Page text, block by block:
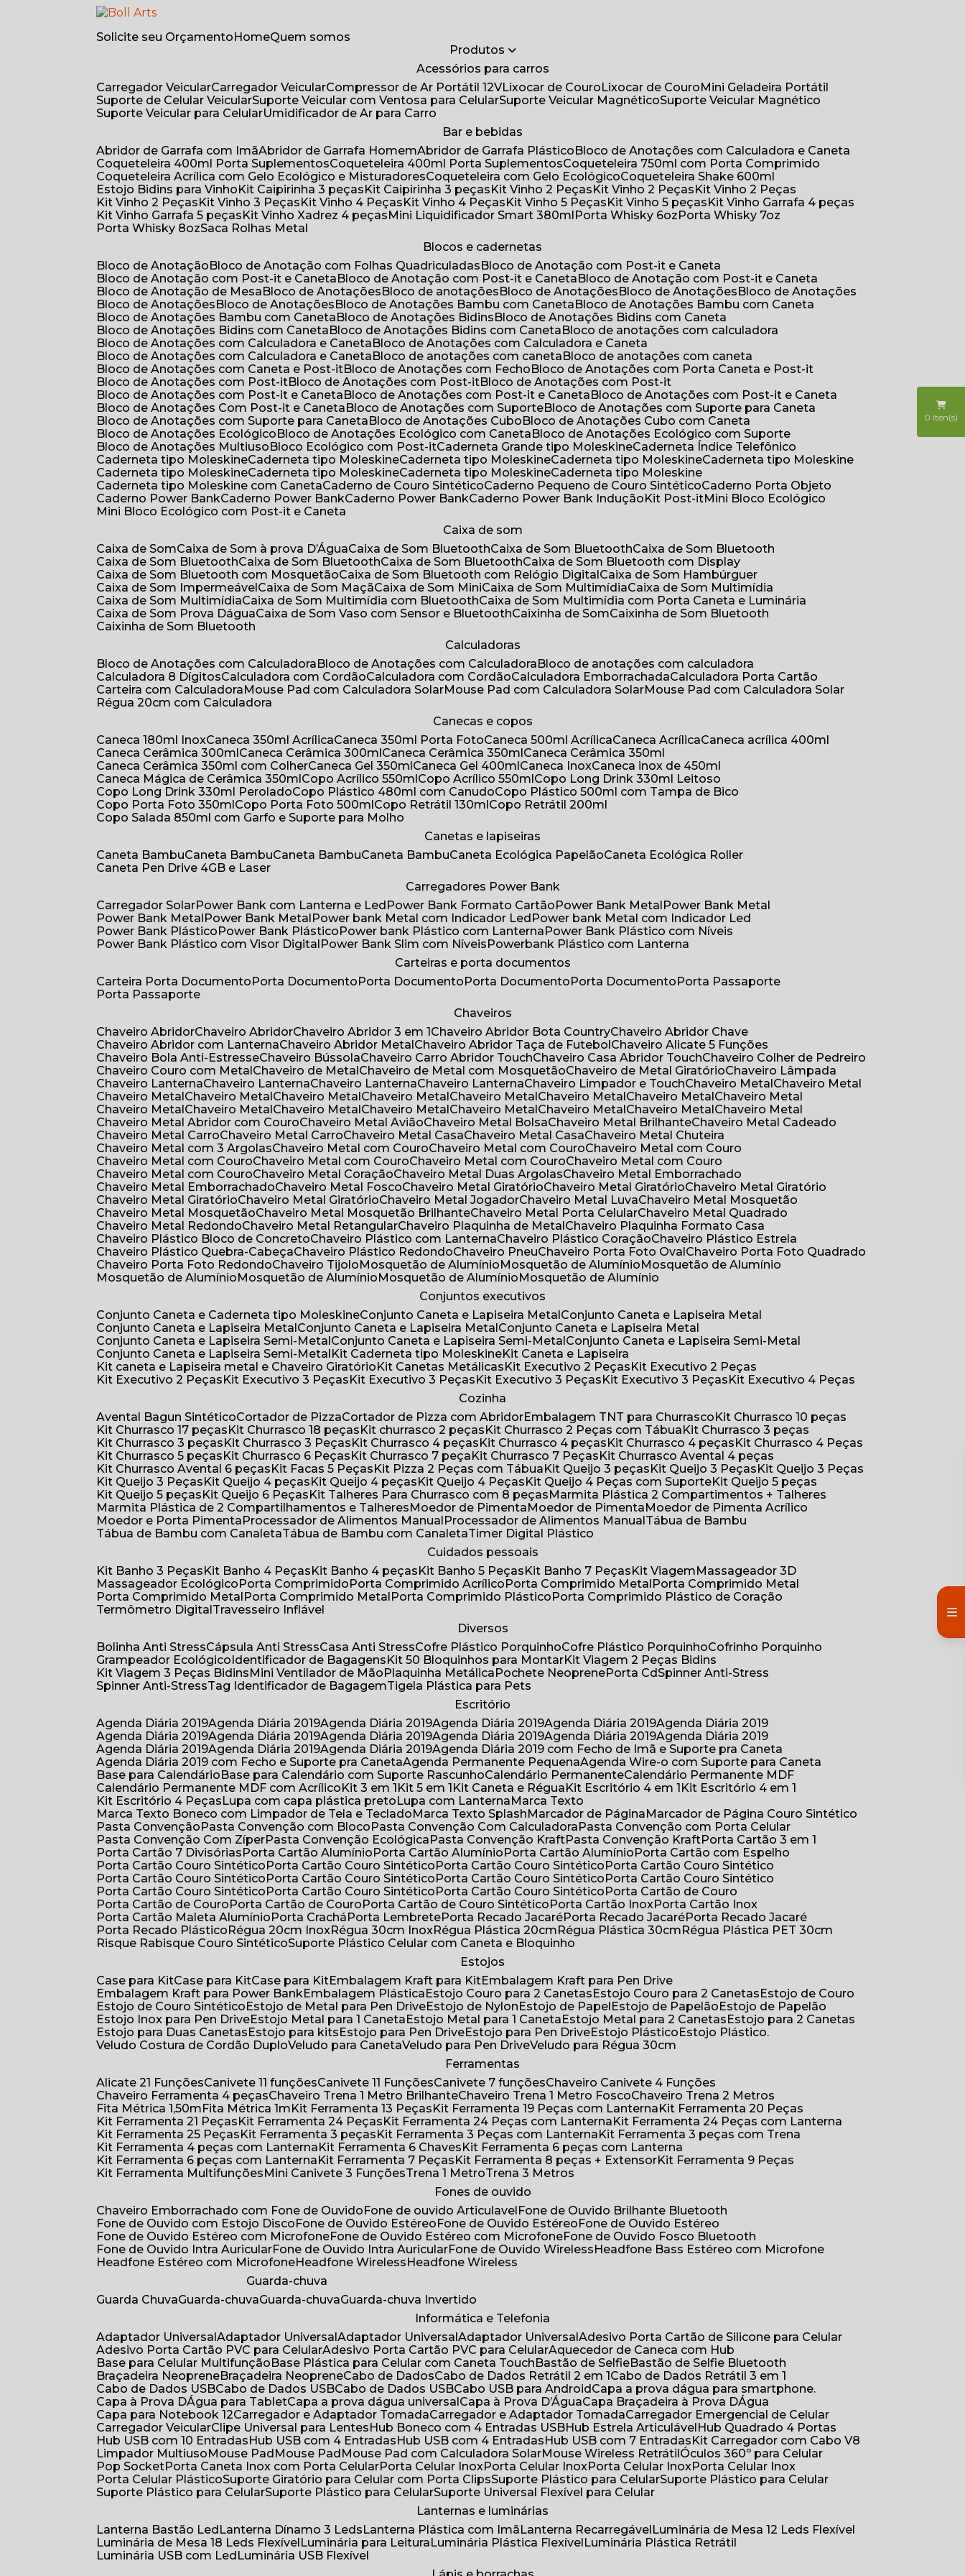
Solicite seu Orçamento Home
Quem somos
Produtos
Acessórios para carros
Carregador Veicular
Carregador Veicular Compressor de Ar Portátil 12V Lixocar de Couro Lixocar de Couro
Mini Geladeira Portátil
Suporte de Celular Veicular Suporte Veicular com Ventosa para Celular Suporte Veicular Magnético
Suporte Veicular Magnético
Suporte Veicular para Celular
Umidificador de Ar para Carro
Bar e bebidas
Abridor de Garrafa com Imã
Abridor de Garrafa Homem Abridor de Garrafa Plástico
Bloco de Anotações com Calculadora e Caneta
Coqueteleira 400ml Porta Suplementos
Coqueteleira 400ml Porta Suplementos
Coqueteleira 750ml com Porta Comprimido
Coqueteleira Acrílica com Gelo Ecológico e Misturadores
Coqueteleira com Gelo Ecológico
Coqueteleira Shake 600ml
Estojo Bidins para Vinho
Kit Caipirinha 3 peças Kit Caipirinha 3 peças Kit Vinho 2 Peças Kit Vinho 2 Peças
Kit Vinho 2 Peças
Kit Vinho 2 Peças
Kit Vinho 3 Peças Kit Vinho 4 Peças Kit Vinho 4 Peças Kit Vinho 5 Peças Kit Vinho 5 peças
Kit Vinho Garrafa 4 peças
Kit Vinho Garrafa 5 peças
Kit Vinho Xadrez 4 peças Mini Liquidificador Smart 380ml Porta Whisky 6oz
Porta Whisky 7oz
Porta Whisky 8oz
Saca Rolhas Metal
Blocos e cadernetas
Bloco de Anotação
Bloco de Anotação com Folhas Quadriculadas
Bloco de Anotação com Post-it e Caneta
Bloco de Anotação com Post-it e Caneta
Bloco de Anotação com Post-it e Caneta
Bloco de Anotação com Post-it e Caneta
Bloco de Anotação de Mesa
Bloco de Anotações Bloco de anotações Bloco de Anotações Bloco de Anotações
Bloco de Anotações
Bloco de Anotações
Bloco de Anotações Bloco de Anotações Bambu com Caneta
Bloco de Anotações Bambu com Caneta
Bloco de Anotações Bambu com Caneta
Bloco de Anotações Bidins
Bloco de Anotações Bidins com Caneta
Bloco de Anotações Bidins com Caneta
Bloco de Anotações Bidins com Caneta
Bloco de anotações com calculadora
Bloco de Anotações com Calculadora e Caneta
Bloco de Anotações com Calculadora e Caneta
Bloco de Anotações com Calculadora e Caneta
Bloco de anotações com caneta
Bloco de anotações com caneta
Bloco de Anotações com Caneta e Post-it
Bloco de Anotações com Fecho
Bloco de Anotações com Porta Caneta e Post-it
Bloco de Anotações com Post-it
Bloco de Anotações com Post-it
Bloco de Anotações com Post-it
Bloco de Anotações com Post-it e Caneta
Bloco de Anotações com Post-it e Caneta
Bloco de Anotações com Post-it e Caneta
Bloco de Anotações Com Post-it e Caneta
Bloco de Anotações com Suporte
Bloco de Anotações com Suporte para Caneta
Bloco de Anotações com Suporte para Caneta
Bloco de Anotações Cubo
Bloco de Anotações Cubo com Caneta
Bloco de Anotações Ecológico
Bloco de Anotações Ecológico com Caneta
Bloco de Anotações Ecológico com Suporte
Bloco de Anotações Multiuso
Bloco Ecológico com Post-it Caderneta Grande tipo Moleskine
Caderneta Índice Telefônico
Caderneta tipo Moleskine
Caderneta tipo Moleskine Caderneta tipo Moleskine Caderneta tipo Moleskine
Caderneta tipo Moleskine
Caderneta tipo Moleskine
Caderneta tipo Moleskine Caderneta tipo Moleskine
Caderneta tipo Moleskine
Caderneta tipo Moleskine com Caneta
Caderno de Couro Sintético Caderno Pequeno de Couro Sintético
Caderno Porta Objeto
Caderno Power Bank
Caderno Power Bank Caderno Power Bank Caderno Power Bank Indução Kit Post-it
Mini Bloco Ecológico
Mini Bloco Ecológico com Post-it e Caneta
Caixa de som
Caixa de Som
Caixa de Som à prova D’Água Caixa de Som Bluetooth Caixa de Som Bluetooth
Caixa de Som Bluetooth
Caixa de Som Bluetooth
Caixa de Som Bluetooth Caixa de Som Bluetooth
Caixa de Som Bluetooth com Display
Caixa de Som Bluetooth com Mosquetão
Caixa de Som Bluetooth com Relógio Digital
Caixa de Som Hambúrguer
Caixa de Som Impermeável
Caixa de Som Maçã Caixa de Som Mini Caixa de Som Multimídia
Caixa de Som Multimídia
Caixa de Som Multimídia
Caixa de Som Multimídia com Bluetooth
Caixa de Som Multimídia com Porta Caneta e Luminária
Caixa de Som Prova Dágua
Caixa de Som Vaso com Sensor e Bluetooth Caixinha de Som
Caixinha de Som Bluetooth
Caixinha de Som Bluetooth
Calculadoras
Bloco de Anotações com Calculadora
Bloco de Anotações com Calculadora
Bloco de anotações com calculadora
Calculadora 8 Dígitos
Calculadora com Cordão Calculadora com Cordão Calculadora Emborrachada
Calculadora Porta Cartão
Carteira com Calculadora
Mouse Pad com Calculadora Solar Mouse Pad com Calculadora Solar
Mouse Pad com Calculadora Solar
Régua 20cm com Calculadora
Canecas e copos
Caneca 180ml Inox
Caneca 350ml Acrílica Caneca 350ml Porta Foto Caneca 500ml Acrílica Caneca Acrílica
Caneca acrílica 400ml
Caneca Cerâmica 300ml
Caneca Cerâmica 300ml Caneca Cerâmica 350ml
Caneca Cerâmica 350ml
Caneca Cerâmica 350ml com Colher
Caneca Gel 350ml Caneca Gel 400ml Caneca Inox
Caneca inox de 450ml
Caneca Mágica de Cerâmica 350ml
Copo Acrílico 550ml Copo Acrílico 550ml
Copo Long Drink 330ml Leitoso
Copo Long Drink 330ml Perolado
Copo Plástico 480ml com Canudo
Copo Plástico 500ml com Tampa de Bico
Copo Porta Foto 350ml
Copo Porta Foto 500ml Copo Retrátil 130ml
Copo Retrátil 200ml
Copo Salada 850ml com Garfo e Suporte para Molho
Canetas e lapiseiras
Caneta Bambu
Caneta Bambu Caneta Bambu Caneta Bambu Caneta Ecológica Papelão
Caneta Ecológica Roller
Caneta Pen Drive 4GB e Laser
Carregadores Power Bank
Carregador Solar
Power Bank com Lanterna e Led Power Bank Formato Cartão Power Bank Metal
Power Bank Metal
Power Bank Metal
Power Bank Metal Power bank Metal com Indicador Led
Power bank Metal com Indicador Led
Power Bank Plástico
Power Bank Plástico Power bank Plástico com Lanterna
Power Bank Plástico com Níveis
Power Bank Plástico com Visor Digital
Power Bank Slim com Níveis
Powerbank Plástico com Lanterna
Carteiras e porta documentos
Carteira Porta Documento
Porta Documento Porta Documento Porta Documento Porta Documento
Porta Passaporte
Porta Passaporte
Chaveiros
Chaveiro Abridor
Chaveiro Abridor Chaveiro Abridor 3 em 1 Chaveiro Abridor Bota Country
Chaveiro Abridor Chave
Chaveiro Abridor com Lanterna
Chaveiro Abridor Metal Chaveiro Abridor Taça de Futebol
Chaveiro Alicate 5 Funções
Chaveiro Bola Anti-Estresse
Chaveiro Bússola Chaveiro Carro Abridor Touch Chaveiro Casa Abridor Touch
Chaveiro Colher de Pedreiro
Chaveiro Couro com Metal
Chaveiro de Metal Chaveiro de Metal com Mosquetão Chaveiro de Metal Giratório
Chaveiro Lâmpada
Chaveiro Lanterna
Chaveiro Lanterna Chaveiro Lanterna Chaveiro Lanterna Chaveiro Limpador e Touch Chaveiro Metal
Chaveiro Metal
Chaveiro Metal
Chaveiro Metal Chaveiro Metal Chaveiro Metal Chaveiro Metal Chaveiro Metal Chaveiro Metal
Chaveiro Metal
Chaveiro Metal
Chaveiro Metal Chaveiro Metal Chaveiro Metal Chaveiro Metal Chaveiro Metal Chaveiro Metal
Chaveiro Metal
Chaveiro Metal Abridor com Couro
Chaveiro Metal Avião Chaveiro Metal Bolsa Chaveiro Metal Brilhante
Chaveiro Metal Cadeado
Chaveiro Metal Carro
Chaveiro Metal Carro Chaveiro Metal Casa Chaveiro Metal Casa
Chaveiro Metal Chuteira
Chaveiro Metal com 3 Argolas
Chaveiro Metal com Couro Chaveiro Metal com Couro
Chaveiro Metal com Couro
Chaveiro Metal com Couro
Chaveiro Metal com Couro Chaveiro Metal com Couro
Chaveiro Metal com Couro
Chaveiro Metal com Couro
Chaveiro Metal Coração Chaveiro Metal Duas Argolas
Chaveiro Metal Emborrachado
Chaveiro Metal Emborrachado
Chaveiro Metal Fosco Chaveiro Metal Giratório Chaveiro Metal Giratório
Chaveiro Metal Giratório
Chaveiro Metal Giratório
Chaveiro Metal Giratório Chaveiro Metal Jogador Chaveiro Metal Luva
Chaveiro Metal Mosquetão
Chaveiro Metal Mosquetão
Chaveiro Metal Mosquetão Brilhante Chaveiro Metal Porta Celular
Chaveiro Metal Quadrado
Chaveiro Metal Redondo
Chaveiro Metal Retangular Chaveiro Plaquinha de Metal
Chaveiro Plaquinha Formato Casa
Chaveiro Plástico Bloco de Concreto
Chaveiro Plástico com Lanterna Chaveiro Plástico Coração
Chaveiro Plástico Estrela
Chaveiro Plástico Quebra-Cabeça
Chaveiro Plástico Redondo Chaveiro Pneu Chaveiro Porta Foto Oval
Chaveiro Porta Foto Quadrado
Chaveiro Porta Foto Redondo
Chaveiro Tijolo Mosquetão de Alumínio Mosquetão de Alumínio
Mosquetão de Alumínio
Mosquetão de Alumínio
Mosquetão de Alumínio Mosquetão de Alumínio
Mosquetão de Alumínio
Conjuntos executivos
Conjunto Caneta e Caderneta tipo Moleskine
Conjunto Caneta e Lapiseira Metal
Conjunto Caneta e Lapiseira Metal
Conjunto Caneta e Lapiseira Metal
Conjunto Caneta e Lapiseira Metal
Conjunto Caneta e Lapiseira Metal
Conjunto Caneta e Lapiseira Semi-Metal
Conjunto Caneta e Lapiseira Semi-Metal
Conjunto Caneta e Lapiseira Semi-Metal
Conjunto Caneta e Lapiseira Semi-Metal
Kit Caderneta tipo Moleskine
Kit Caneta e Lapiseira
Kit caneta e Lapiseira metal e Chaveiro Giratório
Kit Canetas Metálicas Kit Executivo 2 Peças
Kit Executivo 2 Peças
Kit Executivo 2 Peças
Kit Executivo 3 Peças Kit Executivo 3 Peças Kit Executivo 3 Peças Kit Executivo 3 Peças
Kit Executivo 4 Peças
Cozinha
Avental Bagun Sintético
Cortador de Pizza Cortador de Pizza com Abridor Embalagem TNT para Churrasco
Kit Churrasco 10 peças
Kit Churrasco 17 peças
Kit Churrasco 18 peças Kit churrasco 2 peças Kit Churrasco 2 Peças com Tábua
Kit Churrasco 3 peças
Kit Churrasco 3 peças
Kit Churrasco 3 Peças Kit Churrasco 4 peças Kit Churrasco 4 peças Kit Churrasco 4 peças
Kit Churrasco 4 Peças
Kit Churrasco 5 peças
Kit Churrasco 6 Peças Kit Churrasco 7 peça Kit Churrasco 7 Peças
Kit Churrasco Avental 4 peças
Kit Churrasco Avental 6 peças
Kit Facas 5 Peças Kit Pizza 2 Peças com Tábua Kit Queijo 3 peças Kit Queijo 3 Peças
Kit Queijo 3 Peças
Kit Queijo 3 Peças
Kit Queijo 4 peças Kit Queijo 4 peças Kit Queijo 4 Peças Kit Queijo 4 Peças com Suporte
Kit Queijo 5 peças
Kit Queijo 5 peças
Kit Queijo 6 Peças Kit Talheres Para Churrasco com 8 peças
Marmita Plástica 2 Compartimentos + Talheres
Marmita Plástica de 2 Compartilhamentos e Talheres
Moedor de Pimenta Moedor de Pimenta
Moedor de Pimenta Acrílico
Moedor e Porta Pimenta
Processador de Alimentos Manual Processador de Alimentos Manual
Tábua de Bambu
Tábua de Bambu com Canaleta
Tábua de Bambu com Canaleta
Timer Digital Plástico
Cuidados pessoais
Kit Banho 3 Peças
Kit Banho 4 Peças Kit Banho 4 peças Kit Banho 5 Peças Kit Banho 7 Peças Kit Viagem
Massageador 3D
Massageador Ecológico
Porta Comprimido Porta Comprimido Acrílico Porta Comprimido Metal
Porta Comprimido Metal
Porta Comprimido Metal
Porta Comprimido Metal Porta Comprimido Plástico
Porta Comprimido Plástico de Coração
Termômetro Digital
Travesseiro Inflável
Diversos
Bolinha Anti Stress
Cápsula Anti Stress Casa Anti Stress Cofre Plástico Porquinho Cofre Plástico Porquinho
Cofrinho Porquinho
Grampeador Ecológico Identificador de Bagagens Kit 50 Bloquinhos para Montar
Kit Viagem 2 Peças Bidins
Kit Viagem 3 Peças Bidins
Mini Ventilador de Mão Plaquinha Metálica Pochete Neoprene Porta Cd
Spinner Anti-Stress
Spinner Anti-Stress
Tag Identificador de Bagagem
Tigela Plástica para Pets
Escritório
Agenda Diária 2019
Agenda Diária 2019 Agenda Diária 2019 Agenda Diária 2019 Agenda Diária 2019
Agenda Diária 2019
Agenda Diária 2019
Agenda Diária 2019 Agenda Diária 2019 Agenda Diária 2019 Agenda Diária 2019
Agenda Diária 2019
Agenda Diária 2019
Agenda Diária 2019 Agenda Diária 2019
Agenda Diária 2019 com Fecho de Imã e Suporte pra Caneta
Agenda Diária 2019 com Fecho e Suporte pra Caneta
Agenda Permanente Pequena
Agenda Wire-o com Suporte para Caneta
Base para Calendário
Base para Calendário com Suporte Rascunho Calendário Permanente
Calendário Permanente MDF
Calendário Permanente MDF com Acrílico
Kit 3 em 1 Kit 5 em 1 Kit Caneta e Régua Kit Escritório 4 em 1
Kit Escritório 4 em 1
Kit Escritório 4 Peças
Lupa com capa plástica preto Lupa com Lanterna
Marca Texto
Marca Texto Boneco com Limpador de Tela e Teclado
Marca Texto Splash Marcador de Página
Marcador de Página Couro Sintético
Pasta Convenção
Pasta Convenção com Bloco Pasta Convenção Com Calculadora
Pasta Convenção com Porta Celular
Pasta Convenção Com Zíper
Pasta Convenção Ecológica Pasta Convenção Kraft Pasta Convenção Kraft
Porta Cartão 3 em 1
Porta Cartão 7 Divisórias
Porta Cartão Alumínio Porta Cartão Alumínio Porta Cartão Alumínio
Porta Cartão com Espelho
Porta Cartão Couro Sintético
Porta Cartão Couro Sintético Porta Cartão Couro Sintético
Porta Cartão Couro Sintético
Porta Cartão Couro Sintético
Porta Cartão Couro Sintético Porta Cartão Couro Sintético
Porta Cartão Couro Sintético
Porta Cartão Couro Sintético
Porta Cartão Couro Sintético Porta Cartão Couro Sintético
Porta Cartão de Couro
Porta Cartão de Couro
Porta Cartão de Couro Porta Cartão de Couro Sintético Porta Cartão Inox
Porta Cartão Inox
Porta Cartão Maleta Alumínio
Porta Crachá Porta Lembrete Porta Recado Jacaré Porta Recado Jacaré
Porta Recado Jacaré
Porta Recado Plástico
Régua 20cm Inox Régua 30cm Inox Régua Plástica 20cm Régua Plástica 30cm
Régua Plástica PET 30cm
Risque Rabisque Couro Sintético
Suporte Plástico Celular com Caneta e Bloquinho
Estojos
Case para Kit
Case para Kit Case para Kit Embalagem Kraft para Kit
Embalagem Kraft para Pen Drive
Embalagem Kraft para Power Bank
Embalagem Plástica Estojo Couro para 2 Canetas Estojo Couro para 2 Canetas
Estojo de Couro
Estojo de Couro Sintético
Estojo de Metal para Pen Drive Estojo de Nylon Estojo de Papel Estojo de Papelão
Estojo de Papelão
Estojo Inox para Pen Drive
Estojo Metal para 1 Caneta Estojo Metal para 1 Caneta Estojo Metal para 2 Canetas
Estojo para 2 Canetas
Estojo para Duas Canetas
Estojo para kits Estojo para Pen Drive Estojo para Pen Drive Estojo Plástico
Estojo Plástico.
Veludo Costura de Cordão Duplo Veludo para Caneta Veludo para Pen Drive Veludo para Régua 30cm
Ferramentas
Alicate 21 Funções
Canivete 11 funções Canivete 11 Funções Canivete 7 funções
Chaveiro Canivete 4 Funções
Chaveiro Ferramenta 4 peças
Chaveiro Trena 1 Metro Brilhante Chaveiro Trena 1 Metro Fosco
Chaveiro Trena 2 Metros
Fita Métrica 1,50m
Fita Métrica 1m Kit Ferramenta 13 Peças Kit Ferramenta 19 Peças com Lanterna
Kit Ferramenta 20 Peças
Kit Ferramenta 21 Peças
Kit Ferramenta 24 Peças Kit Ferramenta 24 Peças com Lanterna
Kit Ferramenta 24 Peças com Lanterna
Kit Ferramenta 25 Peças
Kit Ferramenta 3 peças Kit Ferramenta 3 Peças com Lanterna
Kit Ferramenta 3 peças com Trena
Kit Ferramenta 4 peças com Lanterna
Kit Ferramenta 6 Chaves
Kit Ferramenta 6 peças com Lanterna
Kit Ferramenta 6 peças com Lanterna
Kit Ferramenta 7 Peças Kit Ferramenta 8 peças + Extensor
Kit Ferramenta 9 Peças
Kit Ferramenta Multifunções
Mini Canivete 3 Funções Trena 1 Metro
Trena 3 Metros
Fones de ouvido
Chaveiro Emborrachado com Fone de Ouvido
Fone de ouvido Articulavel
Fone de Ouvido Brilhante Bluetooth
Fone de Ouvido com Estojo Disco
Fone de Ouvido Estéreo Fone de Ouvido Estéreo
Fone de Ouvido Estéreo
Fone de Ouvido Estéreo com Microfone Fone de Ouvido Estéreo com Microfone Fone de Ouvido Fosco Bluetooth
Fone de Ouvido Intra Auricular Fone de Ouvido Intra Auricular Fone de Ouvido Wireless
Headfone Bass Estéreo com Microfone
Headfone Estéreo com Microfone
Headfone Wireless
Headfone Wireless
Guarda-chuva
Guarda Chuva
Guarda-chuva Guarda-chuva
Guarda-chuva Invertido
Informática e Telefonia
Adaptador Universal
Adaptador Universal Adaptador Universal Adaptador Universal
Adesivo Porta Cartão de Silicone para Celular
Adesivo Porta Cartão PVC para Celular
Adesivo Porta Cartão PVC para Celular
Aquecedor de Caneca com Hub
Base para Celular Multifunção
Base Plástica para Celular com Caneta Touch Bastão de Selfie
Bastão de Selfie Bluetooth
Braçadeira Neoprene
Braçadeira Neoprene Cabo de Dados Cabo de Dados Retrátil 2 em 1
Cabo de Dados Retrátil 3 em 1
Cabo de Dados USB
Cabo de Dados USB Cabo de Dados USB Cabo USB para Android
Capa a prova dágua para smartphone.
Capa à Prova DÁgua para Tablet
Capa a prova dágua universal Capa à Prova D’Água
Capa Braçadeira à Prova DÁgua
Capa para Notebook 12
Carregador e Adaptador Tomada Carregador e Adaptador Tomada
Carregador Emergencial de Celular
Carregador Veicular
Clipe Universal para Lentes Hub Boneco com 4 Entradas USB Hub Estrela Articulável
Hub Quadrado 4 Portas
Hub USB com 10 Entradas
Hub USB com 4 Entradas Hub USB com 4 Entradas Hub USB com 7 Entradas
Kit Carregador com Cabo V8
Limpador Multiuso
Mouse Pad Mouse Pad Mouse Pad com Calculadora Solar Mouse Wireless Retrátil
Óculos 360º para Celular
Pop Socket
Porta Caneta Inox com Porta Celular Porta Celular Inox Porta Celular Inox Porta Celular Inox
Porta Celular Inox
Porta Celular Plástico
Suporte Giratório para Celular com Porta Clips Suporte Plástico para Celular Suporte Plástico para Celular
Suporte Plástico para Celular Suporte Plástico para Celular Suporte Universal Flexível para Celular
Lanternas e luminárias
Lanterna Bastão Led
Lanterna Dínamo 3 Leds Lanterna Plástica com Imã Lanterna Recarregável
Luminária de Mesa 12 Leds Flexível
Luminária de Mesa 18 Leds Flexível
Luminária para Leitura Luminária Plástica Flexível
Luminária Plástica Retrátil
Luminária USB com Led
Luminária USB Flexível
0 iten(s)